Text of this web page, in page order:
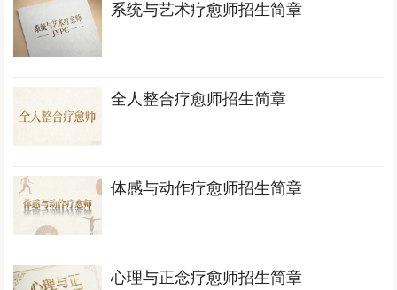
系统与艺术疗愈师招生简章
全人整合疗愈师招生简章
体感与动作疗愈师招生简章
心理与正念疗愈师招生简章